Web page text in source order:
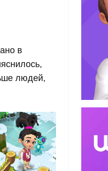
в
людей,